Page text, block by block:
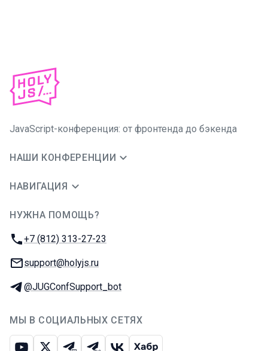
JavaScript-конференция: от фронтенда до бэкенда
НАШИ КОНФЕРЕНЦИИ
НАВИГАЦИЯ
НУЖНА ПОМОЩЬ?
Телефон:
+7 (812) 313-27-23
E-mail:
support@holyjs.ru
Телеграм:
@JUGConfSupport_bot
МЫ В СОЦИАЛЬНЫХ СЕТЯХ